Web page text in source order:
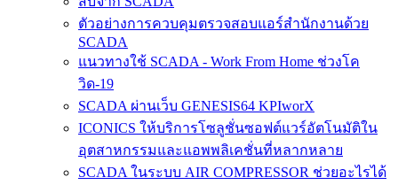
ตัวอย่างการควบคุมตรวจสอบแอร์สำนักงานด้วย
SCADA
แนวทางใช้ SCADA - Work From Home ช่วงโค
วิด-19
SCADA ผ่านเว็บ GENESIS64 KPIworX
ICONICS ให้บริการโซลูชั่นซอฟต์แวร์อัตโนมัติใน
อุตสาหกรรมและแอพพลิเคชั่นที่หลากหลาย
SCADA ในระบบ AIR COMPRESSOR ช่วยอะไรได้